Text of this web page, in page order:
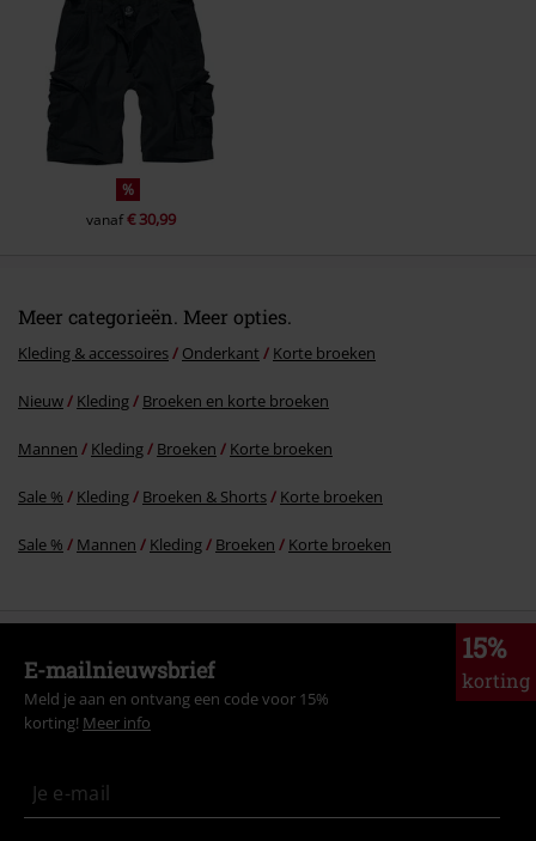
Commentaar versturen
%
vanaf€ 30,99
Meer categorieën. Meer opties.
Kleding & accessoires Onderkant Korte broeken
Nieuw Kleding Broeken en korte broeken
Mannen Kleding Broeken Korte broeken
Sale % Kleding Broeken & Shorts Korte broeken
Sale % Mannen Kleding Broeken Korte broeken
15%
korting
E-mailnieuwsbrief
Meld je aan en ontvang een code voor 15%
korting! Meer info